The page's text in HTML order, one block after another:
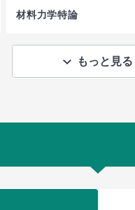
材料力学特論
もっと見る